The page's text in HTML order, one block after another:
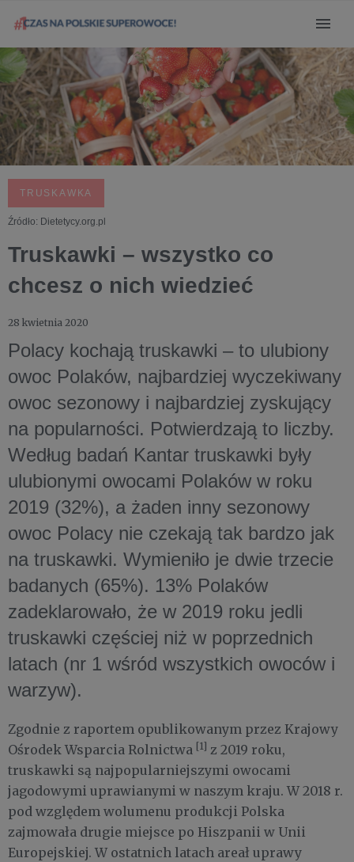
TRUSKAWKA
Źródło: Dietetycy.org.pl
Truskawki – wszystko co
chcesz o nich wiedzieć
28 kwietnia 2020
Polacy kochają truskawki – to ulubiony
owoc Polaków, najbardziej wyczekiwany
owoc sezonowy i najbardziej zyskujący
na popularności. Potwierdzają to liczby.
Według badań Kantar truskawki były
ulubionymi owocami Polaków w roku
2019 (32%), a żaden inny sezonowy
owoc Polacy nie czekają tak bardzo jak
na truskawki. Wymieniło je dwie trzecie
badanych (65%). 13% Polaków
zadeklarowało, że w 2019 roku jedli
truskawki częściej niż w poprzednich
latach (nr 1 wśród wszystkich owoców i
warzyw).
Zgodnie z raportem opublikowanym przez Krajowy
Ośrodek Wsparcia Rolnictwa [1] z 2019 roku,
truskawki są najpopularniejszymi owocami
jagodowymi uprawianymi w naszym kraju. W 2018 r.
pod względem wolumenu produkcji Polska
zajmowała drugie miejsce po Hiszpanii w Unii
Europejskiej. W ostatnich latach areał uprawy